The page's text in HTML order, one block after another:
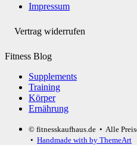
Impressum
Vertrag widerrufen
Fitness Blog
Supplements
Training
Körper
Ernährung
© fitnesskaufhaus.de • Alle
• Handmade with by ThemeArt